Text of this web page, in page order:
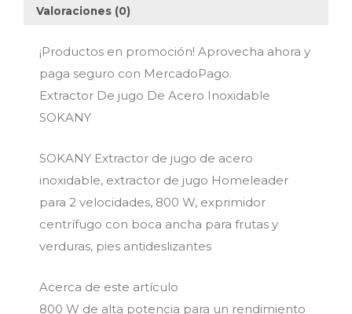
Valoraciones (0)
¡Productos en promoción! Aprovecha ahora y
paga seguro con MercadoPago.
Extractor De jugo De Acero Inoxidable
SOKANY
SOKANY Extractor de jugo de acero
inoxidable, extractor de jugo Homeleader
para 2 velocidades, 800 W, exprimidor
centrífugo con boca ancha para frutas y
verduras, pies antideslizantes
Acerca de este artículo
800 W de alta potencia para un rendimiento